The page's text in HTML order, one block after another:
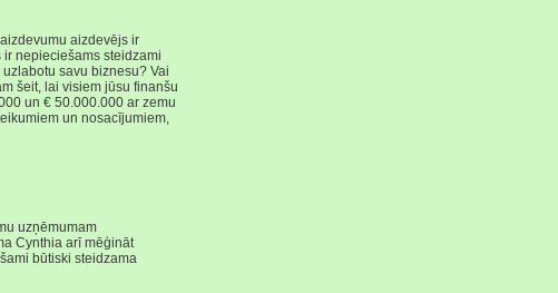
aizdevējs ir
nepieciešams steidzami
savu biznesu? Vai
šeit, lai visiem jūsu finanšu
un € 50.000.000 ar zemu
un nosacījumiem,
uzņēmumam
Cynthia arī mēģināt
būtiski steidzama